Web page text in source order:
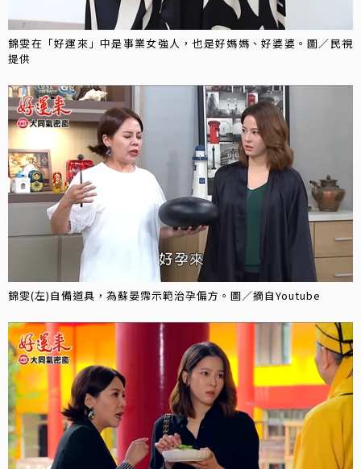
錦雯在「好運來」中是事業女強人，也是好媽媽、好婆婆。圖／民視
提供
錦雯(左)自備道具，為蘇晏霈示範治孕偏方。圖／摘自Youtube